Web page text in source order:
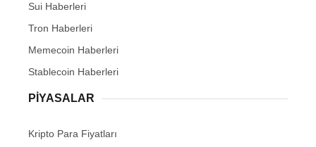
Sui Haberleri
Tron Haberleri
Memecoin Haberleri
Stablecoin Haberleri
PIYASALAR
Kripto Para Fiyatları